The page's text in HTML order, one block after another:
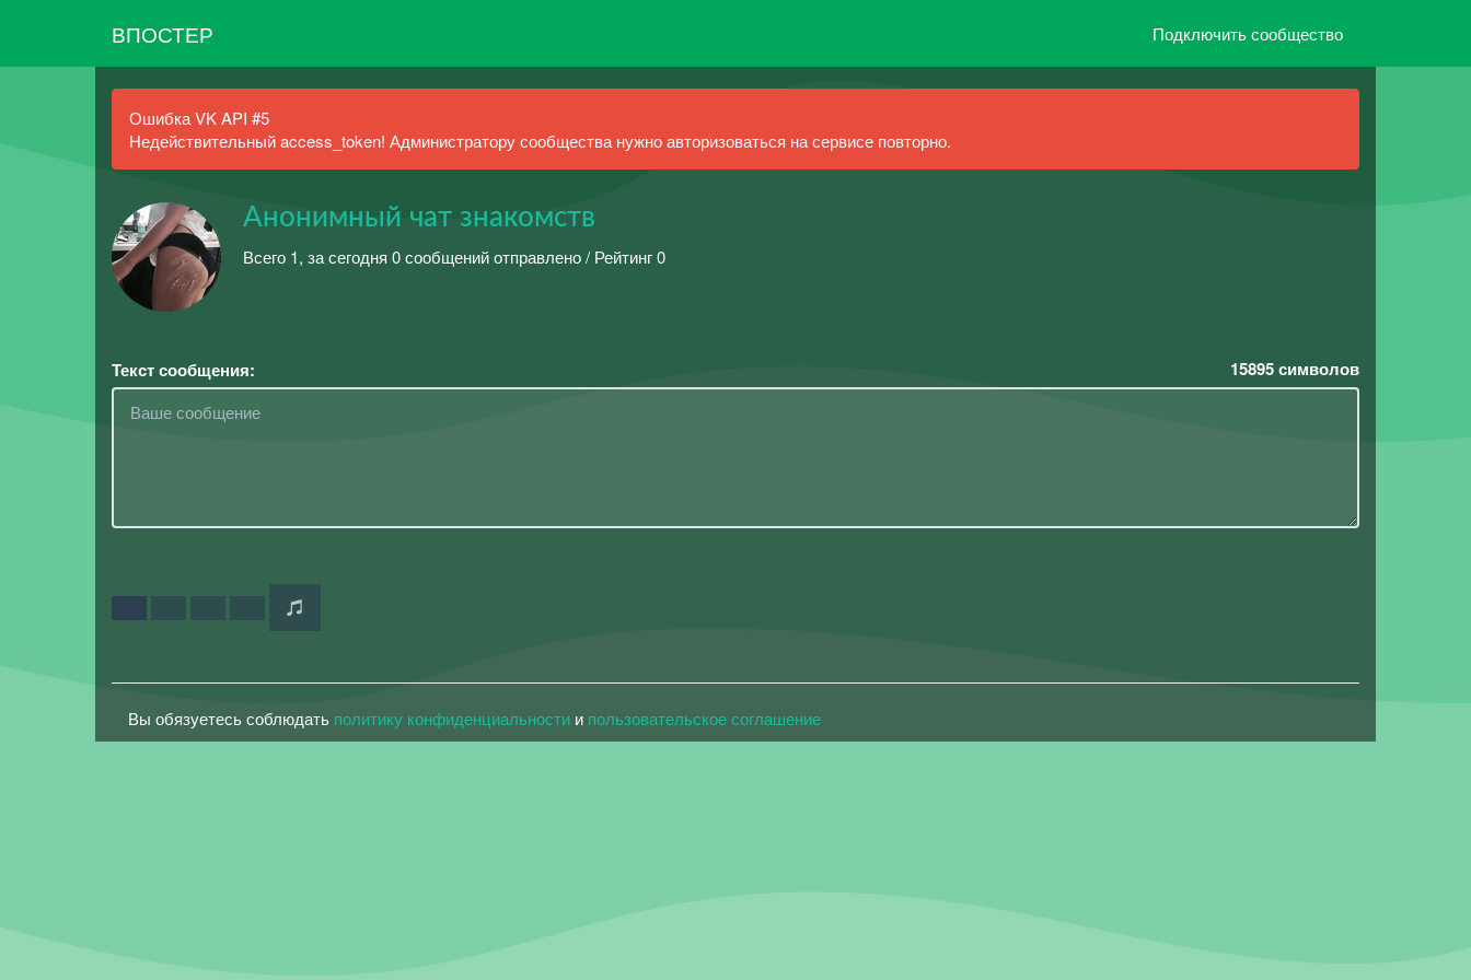
ВПОСТЕР Подключить сообщество
Ошибка VK API #5
Недействительный access_token! Администратору сообщества нужно авторизоваться на сервисе повторно.
Анонимный чат знакомств
Всего 1, за сегодня 0 сообщений отправлено / Рейтинг 0
Текст сообщения: 15895символов
Вы обязуетесь соблюдать политику конфиденциальности и пользовательское соглашение